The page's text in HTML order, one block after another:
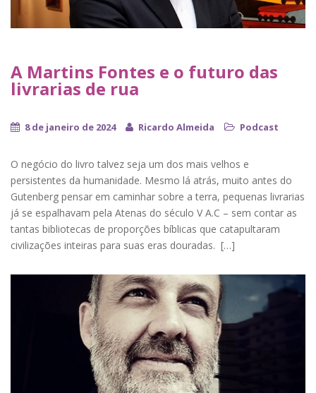
A Martins Fontes e o futuro das
livrarias de rua
8 de janeiro de 2024 Ricardo Almeida Podcast
O negócio do livro talvez seja um dos mais velhos e
persistentes da humanidade. Mesmo lá atrás, muito antes do
Gutenberg pensar em caminhar sobre a terra, pequenas livrarias
já se espalhavam pela Atenas do século V A.C – sem contar as
tantas bibliotecas de proporções bíblicas que catapultaram
civilizações inteiras para suas eras douradas. […]